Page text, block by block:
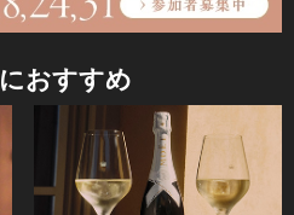
おすすめ